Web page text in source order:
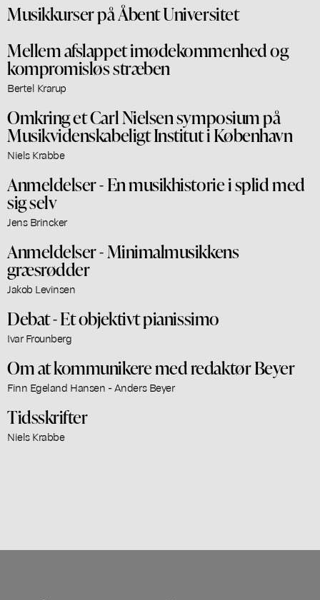
Musikkurser på Åbent Universitet
Mellem afslappet imødekommenhed og
kompromisløs stræben
Bertel Krarup
Omkring et Carl Nielsen symposium på
Musikvidenskabeligt Institut i København
Niels Krabbe
Anmeldelser - En musikhistorie i splid med
sig selv
Jens Brincker
Anmeldelser - Minimalmusikkens
græsrødder
Jakob Levinsen
Debat - Et objektivt pianissimo
Ivar Frounberg
Om at kommunikere med redaktør Beyer
Finn Egeland Hansen - Anders Beyer
Tidsskrifter
Niels Krabbe